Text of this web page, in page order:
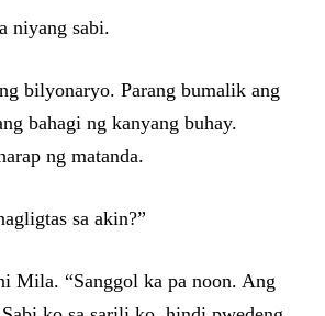
niyang sabi.
bilyonaryo. Parang bumalik ang
bahagi ng kanyang buhay.
ng matanda.
sa akin?”
Mila. “Sanggol ka pa noon. Ang